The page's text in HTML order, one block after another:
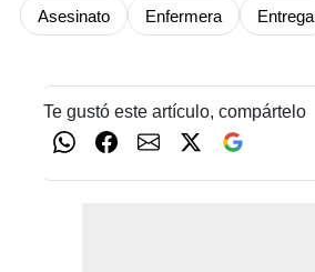
Asesinato Enfermera Entrega
Te gustó este artículo, compártelo